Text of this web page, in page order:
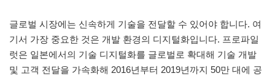
글로벌 시장에는 신속하게 기술을 전달할 수 있어야 합니다. 여
기서 가장 중요한 것은 개발 환경의 디지털화입니다. 프로파일
럿은 일본에서의 기술 디지털화를 글로벌로 확대해 기술 개발
및 고객 전달을 가속화해 2016년부터 2019년까지 50만 대에 공